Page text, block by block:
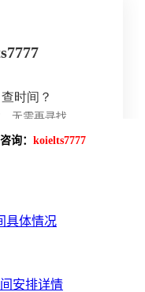
询： koielts7777
具体情况
安排详情